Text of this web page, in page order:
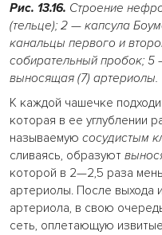
Рис. 13.16. Строение
(тельце); 2 — капсула
канальцы первого и
собирательный пробок; 5
выносящая (7) артериолы.
К каждой чашечке
которая в ее углублении
называемую сосудистым
сливаясь, образуют
которой в 2—2,5 раза
артериолы. После выхода
артериола, в свою
сеть, оплетающую